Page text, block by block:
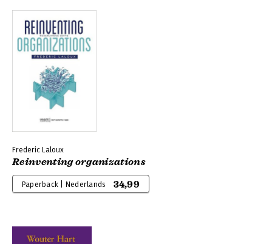
Frederic Laloux
Reinventing organizations
Paperback | Nederlands 34,99